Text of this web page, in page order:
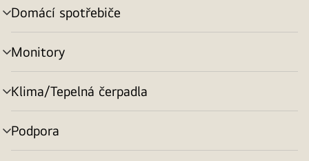
Domácí spotřebiče
přepínání
menu
Monitory
přepínání
menu
Klima/Tepelná čerpadla
přepínání
menu
Podpora
přepínání
menu